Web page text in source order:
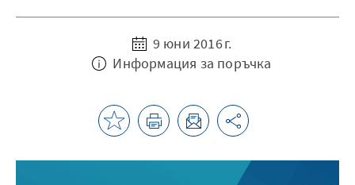
9 юни 2016 г.
Информация за поръчка